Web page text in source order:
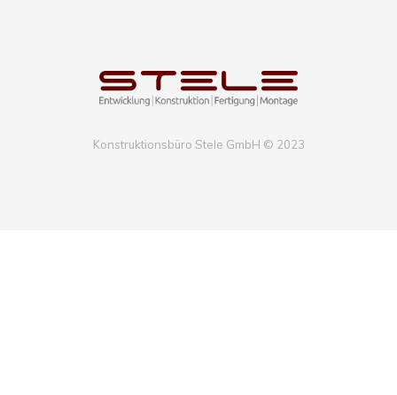
Konstruktionsbüro Stele GmbH © 2023